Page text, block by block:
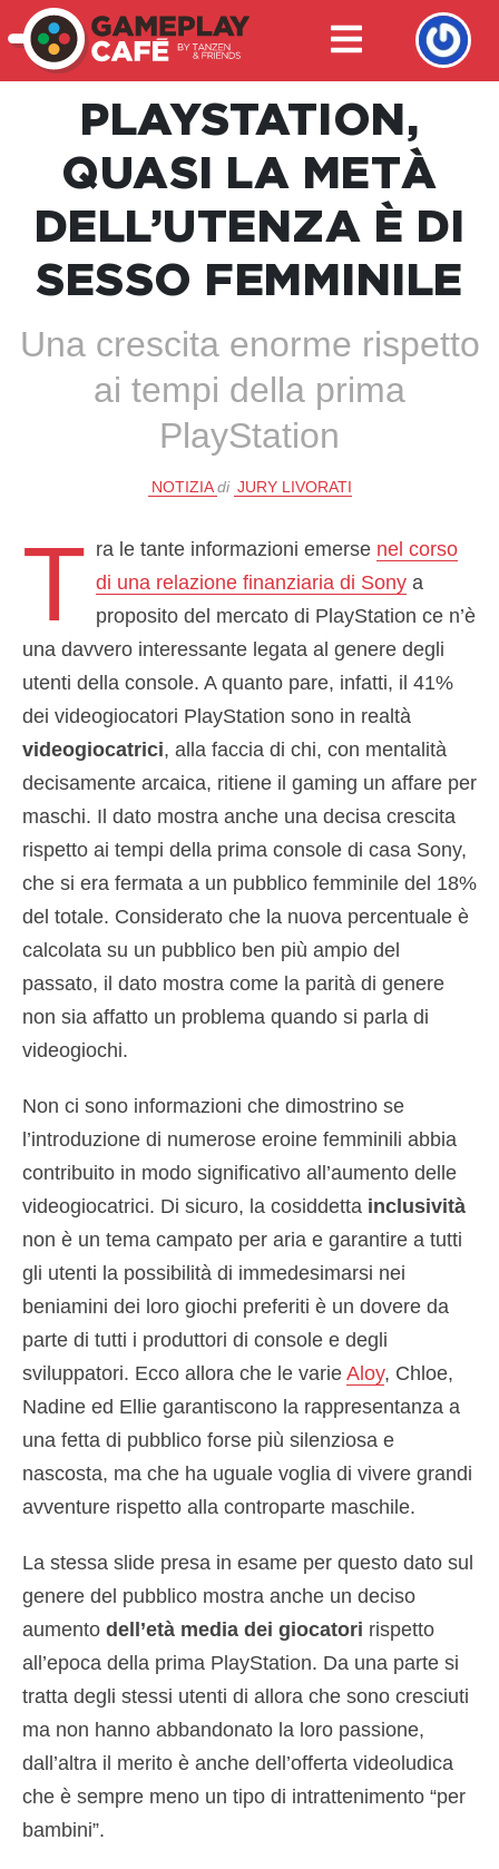
PLAYSTATION,
QUASI LA METÀ
DELL’UTENZA È DI
SESSO FEMMINILE
Una crescita enorme rispetto
ai tempi della prima
PlayStation
NOTIZIA di JURY LIVORATI
T ra le tante informazioni emerse nel corso
di una relazione finanziaria di Sony a
proposito del mercato di PlayStation ce n’è
una davvero interessante legata al genere degli
utenti della console. A quanto pare, infatti, il 41%
dei videogiocatori PlayStation sono in realtà
videogiocatrici, alla faccia di chi, con mentalità
decisamente arcaica, ritiene il gaming un affare per
maschi. Il dato mostra anche una decisa crescita
rispetto ai tempi della prima console di casa Sony,
che si era fermata a un pubblico femminile del 18%
del totale. Considerato che la nuova percentuale è
calcolata su un pubblico ben più ampio del
passato, il dato mostra come la parità di genere
non sia affatto un problema quando si parla di
videogiochi.
Non ci sono informazioni che dimostrino se
l’introduzione di numerose eroine femminili abbia
contribuito in modo significativo all’aumento delle
videogiocatrici. Di sicuro, la cosiddetta inclusività
non è un tema campato per aria e garantire a tutti
gli utenti la possibilità di immedesimarsi nei
beniamini dei loro giochi preferiti è un dovere da
parte di tutti i produttori di console e degli
sviluppatori. Ecco allora che le varie Aloy, Chloe,
Nadine ed Ellie garantiscono la rappresentanza a
una fetta di pubblico forse più silenziosa e
nascosta, ma che ha uguale voglia di vivere grandi
avventure rispetto alla controparte maschile.
La stessa slide presa in esame per questo dato sul
genere del pubblico mostra anche un deciso
aumento dell’età media dei giocatori rispetto
all’epoca della prima PlayStation. Da una parte si
tratta degli stessi utenti di allora che sono cresciuti
ma non hanno abbandonato la loro passione,
dall’altra il merito è anche dell’offerta videoludica
che è sempre meno un tipo di intrattenimento “per
bambini”.